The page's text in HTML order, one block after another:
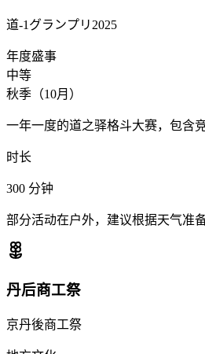
道-1グランプリ2025
年度盛事
中等
秋季（10月）
一年一度的道之驿格斗大赛，包含
时长
300 分钟
部分活动在户外，建议根据天气准
丹后商工祭
京丹後商工祭